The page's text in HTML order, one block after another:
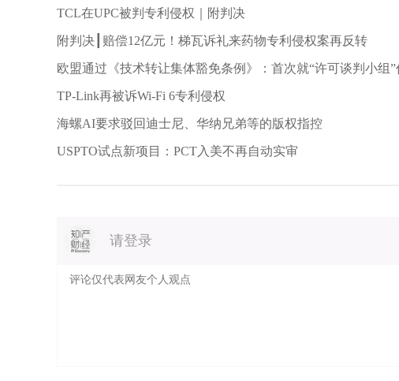
TCL在UPC被判专利侵权｜附判决
附判决┃赔偿12亿元！梯瓦诉礼来药物专利侵权案再反转
欧盟通过《技术转让集体豁免条例》：首次就“许可谈判小组”
TP-Link再被诉Wi-Fi 6专利侵权
海螺AI要求驳回迪士尼、华纳兄弟等的版权指控
USPTO试点新项目：PCT入美不再自动实审
请登录